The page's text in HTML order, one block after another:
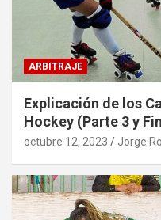
ARBITRAJE
Explicación de los
Hockey (Parte 3 y
octubre 12, 2023 Jorge